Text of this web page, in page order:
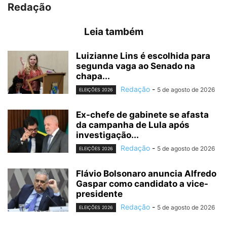
Redação
Leia também
Luizianne Lins é escolhida para
segunda vaga ao Senado na
chapa...
ELEIÇÕES 2026 Redação - 5 de agosto de 2026
Ex-chefe de gabinete se afasta
da campanha de Lula após
investigação...
ELEIÇÕES 2026 Redação - 5 de agosto de 2026
Flávio Bolsonaro anuncia Alfredo
Gaspar como candidato a vice-
presidente
ELEIÇÕES 2026 Redação - 5 de agosto de 2026